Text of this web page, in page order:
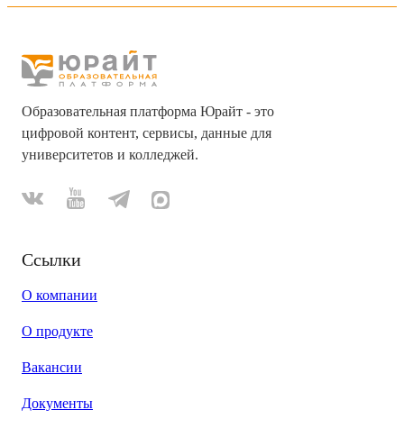
Образовательная платформа Юрайт - это
цифровой контент, сервисы, данные для
университетов и колледжей.
Ссылки
О компании
О продукте
Вакансии
Документы